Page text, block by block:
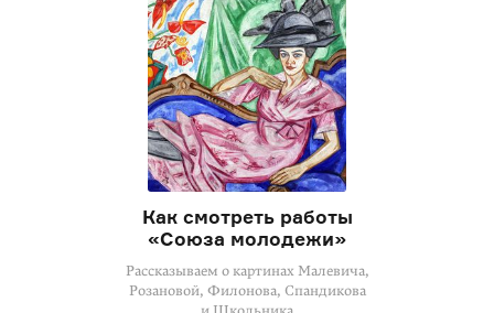
Как смотреть работы
«Союза молодежи»
Рассказываем о картинах Малевича,
Розановой, Филонова, Спандикова